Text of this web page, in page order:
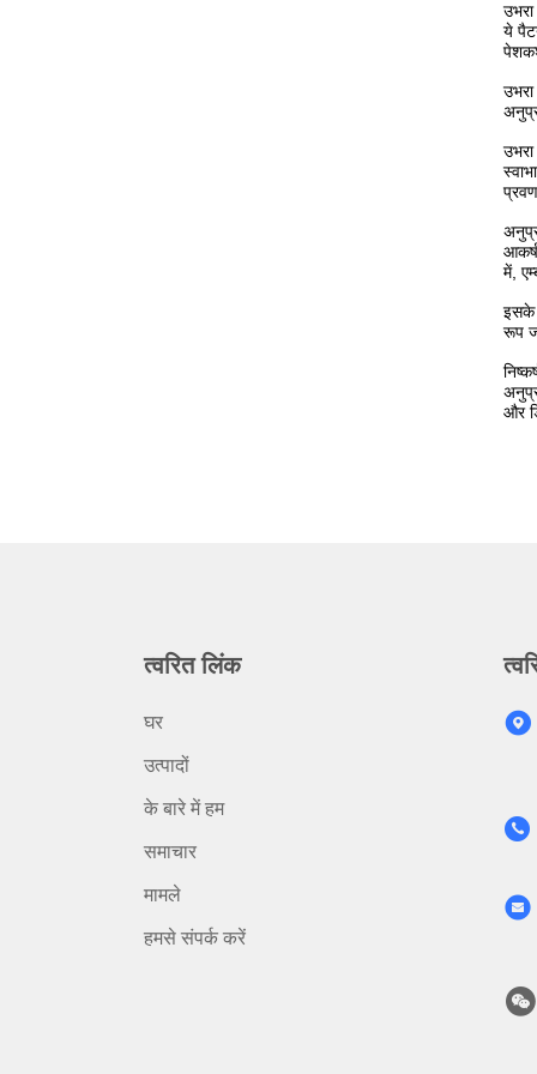
ये
में,
इसके
रूप
और
त्वरित लिंक
घर
उत्पादों
के बारे में हम
समाचार
मामले
हमसे संपर्क करें